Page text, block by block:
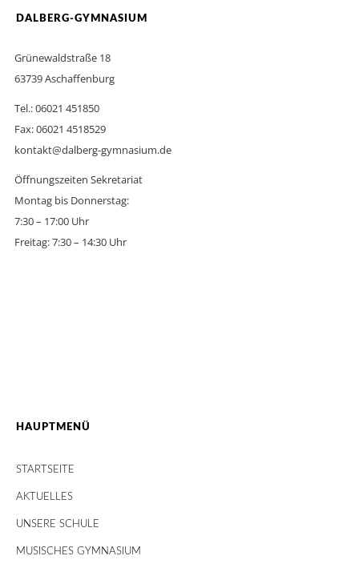
DALBERG-GYMNASIUM
Grünewaldstraße 18
63739 Aschaffenburg
Tel.: 06021 451850
Fax: 06021 4518529
kontakt@dalberg-gymnasium.de
Öffnungszeiten Sekretariat
Montag bis Donnerstag:
7:30 – 17:00 Uhr
Freitag: 7:30 – 14:30 Uhr
HAUPTMENÜ
STARTSEITE
AKTUELLES
UNSERE SCHULE
MUSISCHES GYMNASIUM